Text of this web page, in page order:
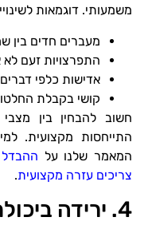
משמעותי. דוגמאות
מעברים חדים בין
התפרצויות זעם לא
אדישות כלפי
קושי בקבלת
חשוב להבחין בין מצבי
התייחסות מקצועית.
המאמר שלנו על
צריכים עזרה מקצועית.
4. ירידה ביכולת תפקוד יומיומי